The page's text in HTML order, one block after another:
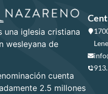
una iglesia cristiana
wesleyana de
cuenta
2.5 millones